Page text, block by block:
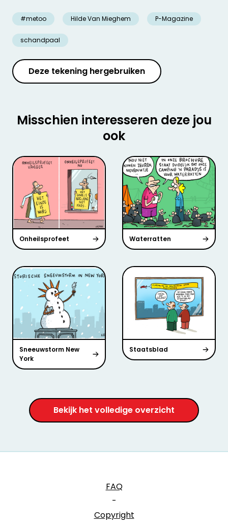
#metoo Hilde Van Mieghem P-Magazine
schandpaal
Deze tekening hergebruiken
Misschien interesseren deze jou
ook
Onheilsprofeet Waterratten
Sneeuwstorm New
York
Staatsblad
Bekijk het volledige overzicht
FAQ
-
Copyright